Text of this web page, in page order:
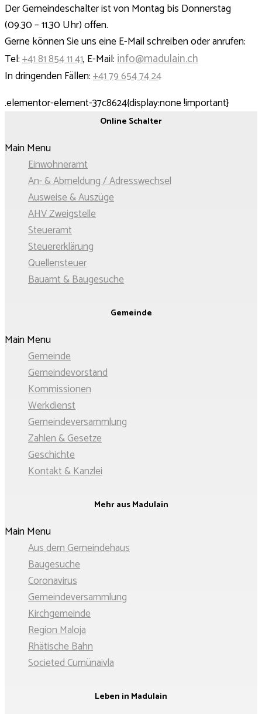
Der Gemeindeschalter ist von Montag bis Donnerstag
(09.30 – 11.30 Uhr) offen.
Gerne können Sie uns eine E-Mail schreiben oder anrufen:
Tel:+41 81 854 11 41, E-Mail:info@madulain.ch
In dringenden Fällen:+41 79 654 74 24
.elementor-element-37c8624{display:none !important}
Online Schalter
Main Menu
Einwohneramt
An- & Abmeldung / Adresswechsel
Ausweise & Auszüge
AHV Zweigstelle
Steueramt
Steuererklärung
Quellensteuer
Bauamt & Baugesuche
Gemeinde
Main Menu
Gemeinde
Gemeindevorstand
Kommissionen
Werkdienst
Gemeinde­versammlung
Zahlen & Gesetze
Geschichte
Kontakt & Kanzlei
Mehr aus Madulain
Main Menu
Aus dem Gemeindehaus
Baugesuche
Coronavirus
Gemeinde­­versammlung
Kirchgemeinde
Region Maloja
Rhätische Bahn
Societed Cumünaivla
Leben in Madulain